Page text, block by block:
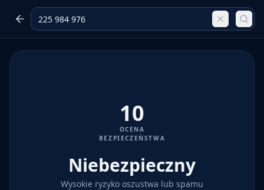
10
OCENA
BEZPIECZEŃSTWA
Niebezpieczny
Wysokie ryzyko oszustwa lub spamu